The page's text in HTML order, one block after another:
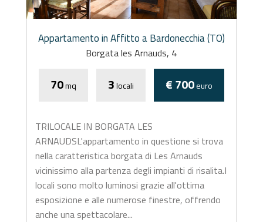
Appartamento in Affitto a Bardonecchia (TO)
Borgata les Arnauds, 4
70mq 3locali € 700euro
TRILOCALE IN BORGATA LES
ARNAUDSL'appartamento in questione si trova
nella caratteristica borgata di Les Arnauds
vicinissimo alla partenza degli impianti di risalita.I
locali sono molto luminosi grazie all'ottima
esposizione e alle numerose finestre, offrendo
anche una spettacolare...